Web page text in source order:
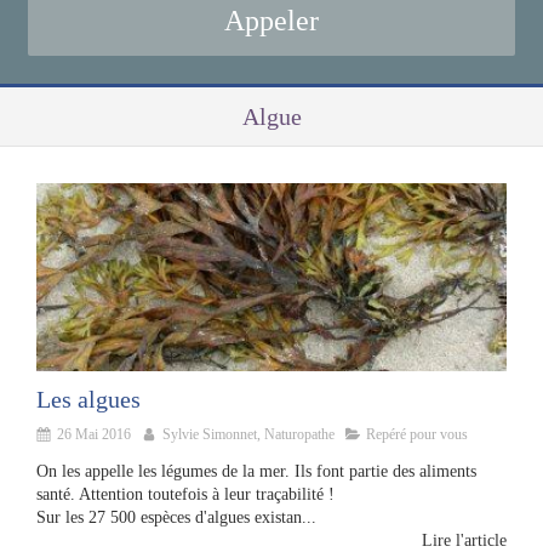
Appeler
Algue
Les algues
26 Mai 2016 Sylvie Simonnet, Naturopathe Repéré pour vous
On les appelle les légumes de la mer. Ils font partie des aliments
santé. Attention toutefois à leur traçabilité !
Sur les 27 500 espèces d'algues existan...
Lire l'article